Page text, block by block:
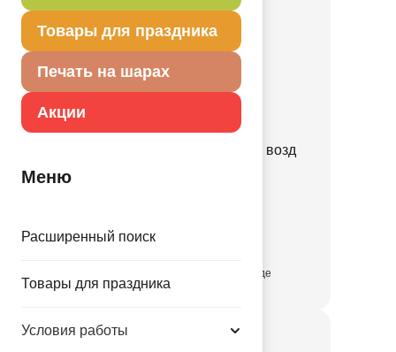
Товары для праздника
Печать на шарах
Акции
Меню
Расширенный поиск
Товары для праздника
Условия работы
Станок для нанес рис на возд
399000.00 руб.
присутствует на складе